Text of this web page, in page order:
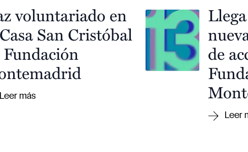
voluntariado en
San Cristóbal
Fundación
de